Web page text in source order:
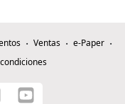
Ventas
e-Paper